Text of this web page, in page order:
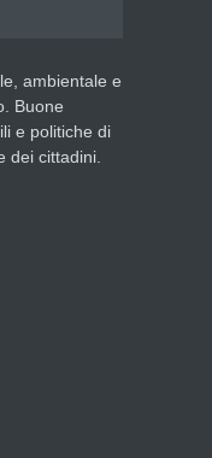
ambientale e
Buone
e politiche di
dei cittadini.